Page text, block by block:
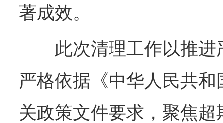
著成效。
此次清理工作以推进
严格依据《中华人民共
关政策文件要求，聚焦